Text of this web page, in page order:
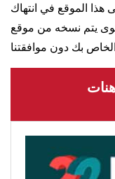
هذا الموقع في انتهاك
يتم نسخه من موقع